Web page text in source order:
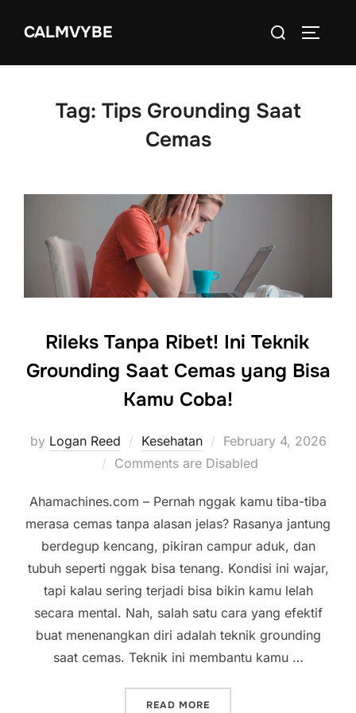
CALMVYBE
Search
Tag: Tips Grounding Saat
Cemas
Rileks Tanpa Ribet! Ini Teknik
Grounding Saat Cemas yang Bisa
Kamu Coba!
by Logan Reed Kesehatan
Posted
on
February 4, 2026
Comments are Disabled
Ahamachines.com – Pernah nggak kamu tiba-tiba
merasa cemas tanpa alasan jelas? Rasanya jantung
berdegup kencang, pikiran campur aduk, dan
tubuh seperti nggak bisa tenang. Kondisi ini wajar,
tapi kalau sering terjadi bisa bikin kamu lelah
secara mental. Nah, salah satu cara yang efektif
buat menenangkan diri adalah teknik grounding
saat cemas. Teknik ini membantu kamu …
READ MORE